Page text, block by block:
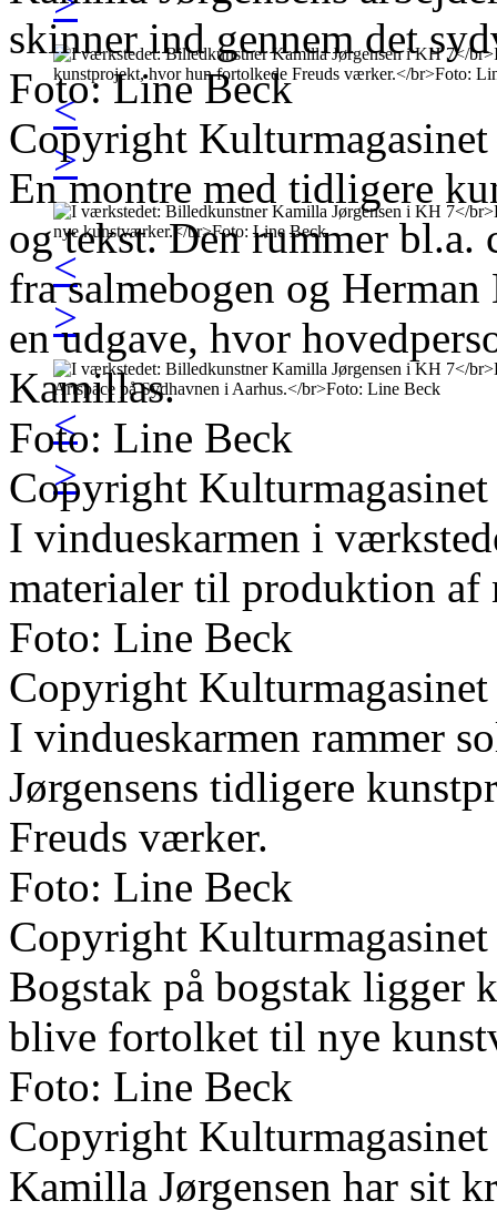
<
>
<
>
<
>
skinner ind gennem det
Foto: Line Beck
Copyright
En montre med tidligere
og tekst. Den rummer bl.a.
fra salmebogen og
en udgave, hvor
Kamillas.
Foto: Line Beck
Copyright
I vindueskarmen i
materialer til produktion af
Foto: Line Beck
Copyright
I vindueskarmen rammer
Jørgensens tidligere
Freuds værker.
Foto: Line Beck
Copyright
Bogstak på bogstak ligger
blive fortolket til nye
Foto: Line Beck
Copyright
Kamilla Jørgensen har sit